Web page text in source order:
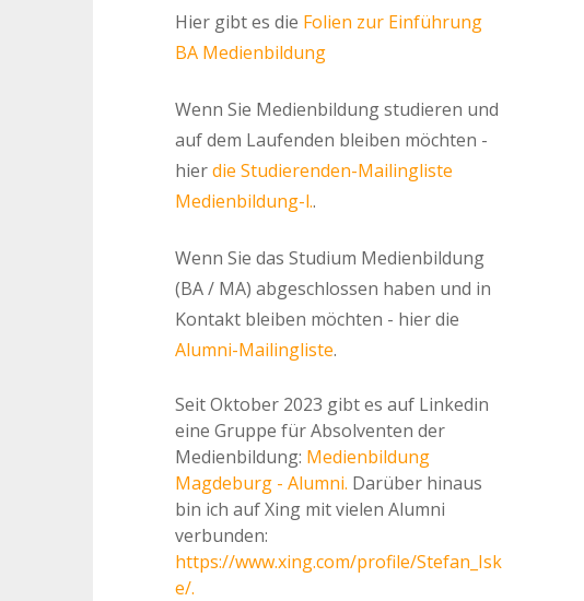
Hier gibt es die Folien zur Einführung
BA Medienbildung
Wenn Sie Medienbildung studieren und
auf dem Laufenden bleiben möchten -
hierdie Studierenden-Mailingliste
Medienbildung-l..
Wenn Sie das Studium Medienbildung
(BA / MA) abgeschlossen haben und in
Kontakt bleiben möchten - hier die
Alumni-Mailingliste.
Seit Oktober 2023 gibt es auf Linkedin
eine Gruppe für Absolventen der
Medienbildung: Medienbildung
Magdeburg - Alumni. Darüber hinaus
bin ich auf Xing mit vielen Alumni
verbunden:
https://www.xing.com/profile/Stefan_Isk
e/.